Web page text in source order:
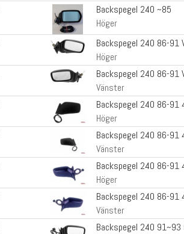
Backspegel 240 ~85
Höger
Backspegel 240 86-91
Höger
Backspegel 240 86-91
Vänster
Backspegel 240 86-91
Höger
Backspegel 240 86-91
Vänster
Backspegel 240 86-91
Höger
Backspegel 240 86-91
Vänster
Backspegel 240